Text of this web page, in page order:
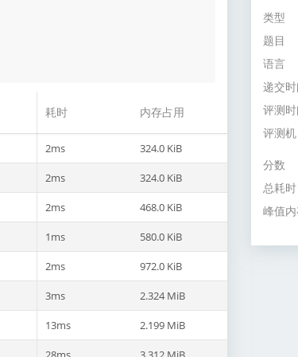
耗时 内存占用
2ms 324.0 KiB
2ms 324.0 KiB
2ms 468.0 KiB
1ms 580.0 KiB
2ms 972.0 KiB
3ms 2.324 MiB
13ms 2.199 MiB
类型
题目
语言
递交
评测
评测机
分数
总耗时
峰值